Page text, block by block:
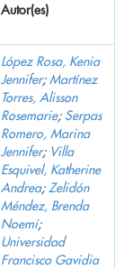
Autor(es)
López Rosa, Kenia
Jennifer;Martínez
Torres, Alisson
Rosemarie; Serpas
Romero, Marina
Jennifer; Villa
Esquivel, Katherine
Andrea; Zelidón
Méndez, Brenda
Noemí;
Universidad
Francisco Gavidia